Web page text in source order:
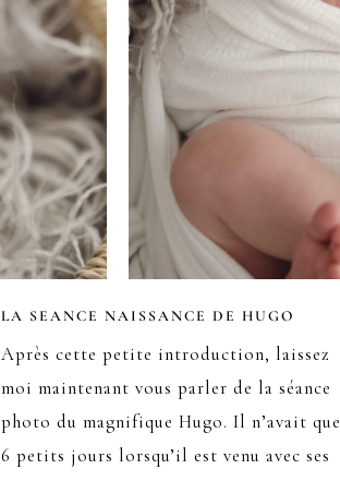
LA SEANCE NAISSANCE DE HUGO
Après cette petite introduction, laissez
moi maintenant vous parler de la séance
photo du magnifique Hugo. Il n’avait que
6 petits jours lorsqu’il est venu avec ses